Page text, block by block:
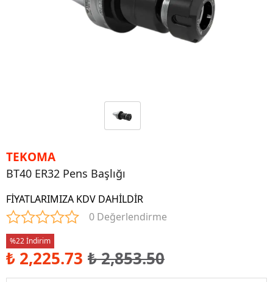
TEKOMA
BT40 ER32 Pens Başlığı
FİYATLARIMIZA KDV DAHİLDİR
0 Değerlendirme
%22 İndirim
₺ 2,225.73 ₺ 2,853.50